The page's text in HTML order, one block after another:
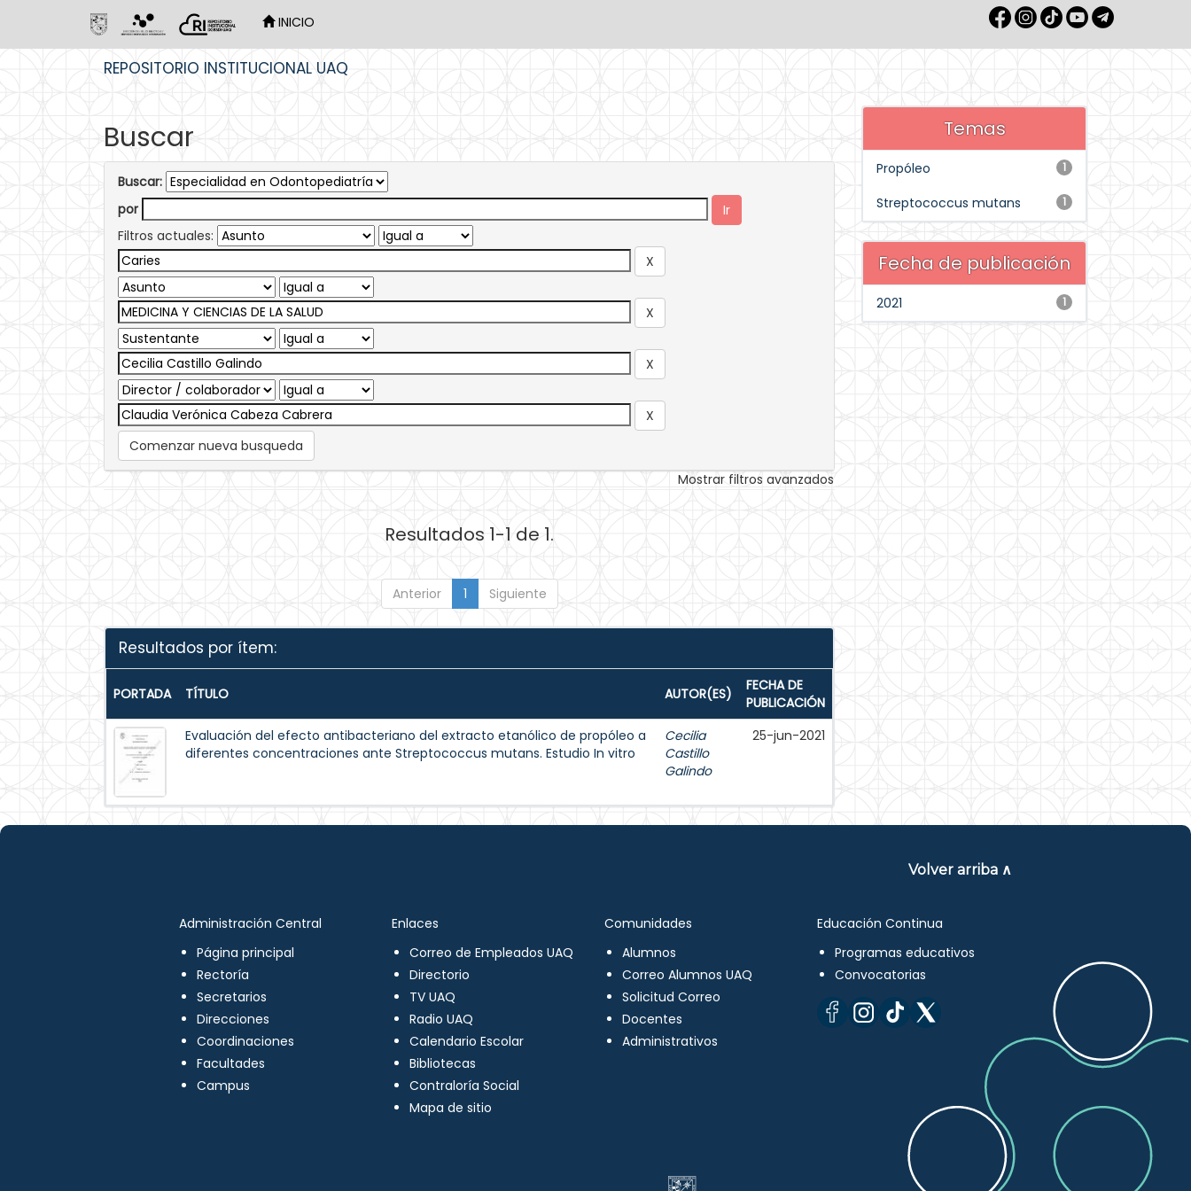
INICIO
REPOSITORIO INSTITUCIONAL UAQ
Buscar
Buscar:
por
Filtros actuales:
Comenzar nueva busqueda
Mostrar filtros avanzados
Resultados 1-1 de 1.
Anterior 1 Siguiente
Resultados por ítem:
PORTADA TÍTULO AUTOR(ES)
FECHA DE
PUBLICACIÓN
Evaluación del efecto antibacteriano del extracto etanólico de propóleo a
diferentes concentraciones ante Streptococcus mutans. Estudio In vitro
Cecilia
Castillo
Galindo
25-jun-2021
Temas
1
Propóleo
1
Streptococcus mutans
Fecha de publicación
1
2021
Volver arriba ∧
Administración Central
Página principal
Rectoría
Secretarios
Direcciones
Coordinaciones
Facultades
Campus
Enlaces
Correo de Empleados UAQ
Directorio
TV UAQ
Radio UAQ
Calendario Escolar
Bibliotecas
Contraloría Social
Mapa de sitio
Comunidades
Alumnos
Correo Alumnos UAQ
Solicitud Correo
Docentes
Administrativos
Educación Continua
Programas educativos
Convocatorias